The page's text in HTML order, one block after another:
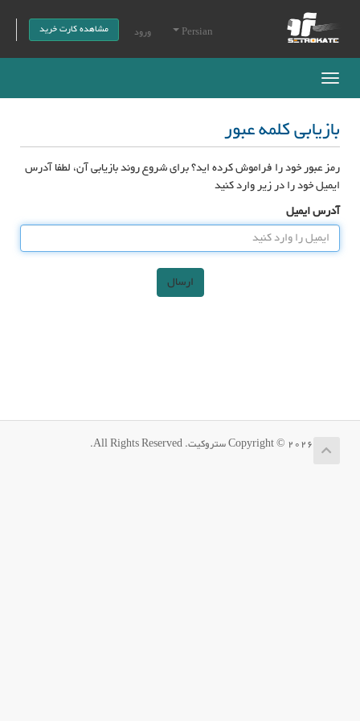
Persian ورود مشاهده کارت خرید
Toggle
navigation
بازیابی کلمه عبور
رمز عبور خود را فراموش کرده اید؟ برای شروع روند بازیابی آن، لطفا آدرس
ایمیل خود را در زیر وارد کنید
آدرس ایمیل
ارسال
Copyright © 2026 ستروکیت. All Rights Reserved.